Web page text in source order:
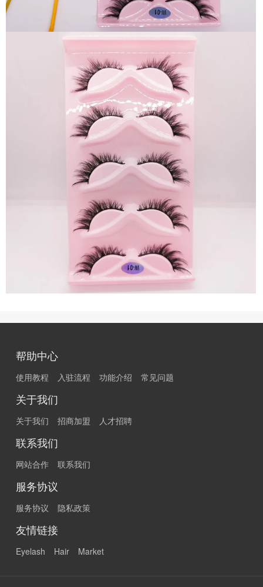
帮助中心
使用教程 入驻流程 功能介绍 常见问题
关于我们
关于我们 招商加盟 人才招聘
联系我们
网站合作 联系我们
服务协议
服务协议 隐私政策
友情链接
Eyelash Hair Market